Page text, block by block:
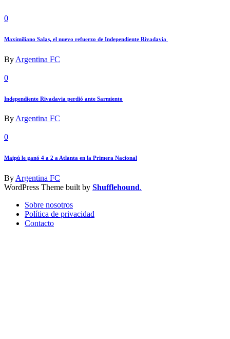
0
Maximiliano Salas, el nuevo refuerzo de Independiente Rivadavia
By Argentina FC
0
Independiente Rivadavia perdió ante Sarmiento
ByArgentina FC
0
Maipú le ganó 4 a 2 a Atlanta en la Primera Nacional
ByArgentina FC
WordPress Theme built by Shufflehound.
Sobre nosotros
Política de privacidad
Contacto